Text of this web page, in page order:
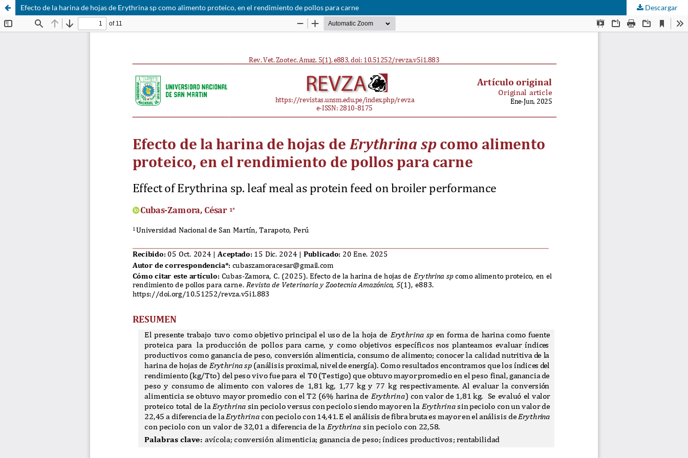
Efecto de la harina de hojas de Erythrina sp como alimento proteico, en el rendimiento de pollos para carne Descargar